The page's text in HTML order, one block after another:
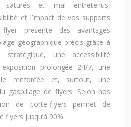
saturés et mal entretenus,
et l’impact de vos supports
présente des avantages
géographique précis grâce à
stratégique, une accessibilité
prolongée 24/7, une
renforcée et, surtout, une
gaspillage de flyers. Selon nos
de porte-flyers permet de
flyers jusqu’à 90%.